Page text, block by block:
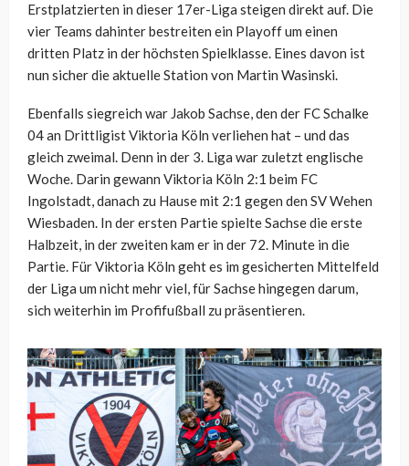
Erstplatzierten in dieser 17er-Liga steigen direkt auf. Die
vier Teams dahinter bestreiten ein Playoff um einen
dritten Platz in der höchsten Spielklasse. Eines davon ist
nun sicher die aktuelle Station von Martin Wasinski.
Ebenfalls siegreich war Jakob Sachse, den der FC Schalke
04 an Drittligist Viktoria Köln verliehen hat – und das
gleich zweimal. Denn in der 3. Liga war zuletzt englische
Woche. Darin gewann Viktoria Köln 2:1 beim FC
Ingolstadt, danach zu Hause mit 2:1 gegen den SV Wehen
Wiesbaden. In der ersten Partie spielte Sachse die erste
Halbzeit, in der zweiten kam er in der 72. Minute in die
Partie. Für Viktoria Köln geht es im gesicherten Mittelfeld
der Liga um nicht mehr viel, für Sachse hingegen darum,
sich weiterhin im Profifußball zu präsentieren.